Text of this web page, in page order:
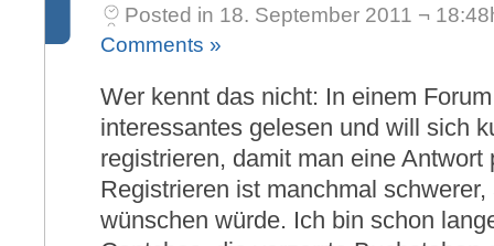
Posted in 18. September 2011 ¬
Comments »
Wer kennt das nicht: In einem
interessantes gelesen und will sich
registrieren, damit man eine Antwort
Registrieren ist manchmal
wünschen würde. Ich bin schon